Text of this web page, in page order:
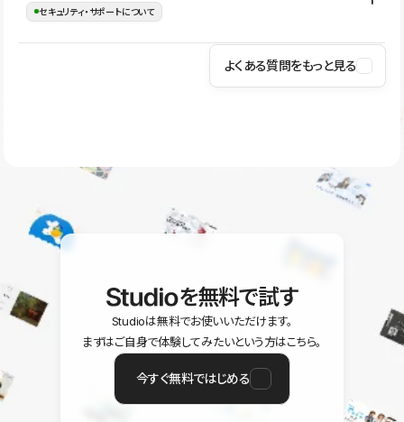
す。
の暗号化、データ保護、アクセス管理、脆弱性対策など、複数の観
はSSL/TLSによる通信暗号化に対応しており、悪質なスクリプトの
セキュリティ・サポートについて
操作方法や機能については、ヘルプセンターでご確認いただけま
ユーザー同士で質問・相談できるコミュニティもご利用ください。
よくある質問をもっと見る
を無料で試す
Studioは無料でお使いいただけます。
まずはご自身で体験してみたいという方はこちら。
今すぐ無料ではじめる